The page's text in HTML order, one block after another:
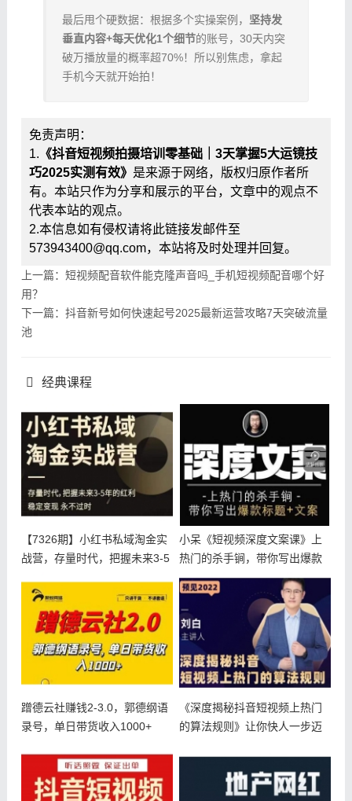
最后甩个硬数据：根据多个实操案例，​ ​坚持发
垂直内容+每天优化1个细节​​的账号，30天内突
破万播放量的概率超70%！所以别焦虑，拿起
手机今天就开始拍！
免责声明：
1. 《抖音短视频拍摄培训零基础｜3天掌握5大运镜技
巧2025实测有效》 是来源于网络，版权归原作者所
有。本站只作为分享和展示的平台，文章中的观点不
代表本站的观点。
2.本信息如有侵权请将此链接发邮件至
573943400@qq.com，本站将及时处理并回复。
上一篇：短视频配音软件能克隆声音吗_手机短视频配音哪个好
用？
下一篇：抖音新号如何快速起号2025最新运营攻略7天突破流量
池
经典课程
【7326期】小红书私域淘金实
战营，存量时代，把握未来3-5
小呆《短视频深度文案课》上
热门的杀手锏，带你写出爆款
标题+文
蹭德云社赚钱2-3.0，郭德纲语
录号，单日带货收入1000+
《深度揭秘抖音短视频上热门
的算法规则》让你快人一步迈